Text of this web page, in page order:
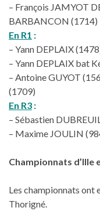
– François JAMYOT
BARBANCON (1714)
En R1 :
– Yann DEPLAIX
– Yann DEPLAIX bat
– Antoine GUYOT
(1709)
En R3 :
– Sébastien
– Maxime JOULIN
Championnats d’Ille
Les championnats ont
Thorigné.